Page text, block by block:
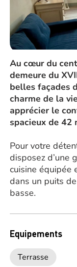
Au cœur du
demeure du
belles façades
charme de la
apprécier le
spacieux de 42
Pour votre
disposez d’une
cuisine équipée
dans un puits
basse.
Equipements
Terrasse